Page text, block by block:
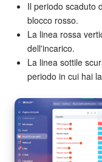
Il periodo scaduto
blocco rosso.
La linea rossa
dell'incarico.
La linea sottile
periodo in cui hai